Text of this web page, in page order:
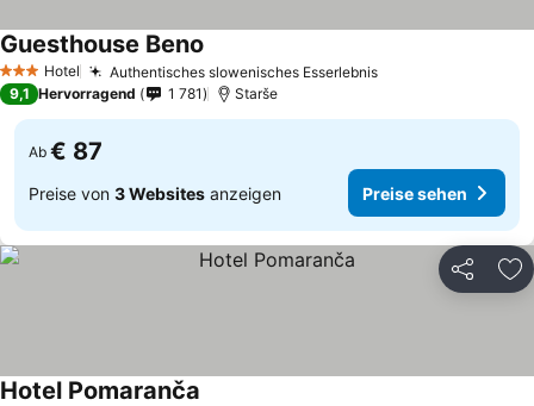
3 SterneHotel Authentisches slowenisches Esserlebnis
Guesthouse Beno
9,1 Hervorragend 1 781 Starše
Ab € 87
Preise von 3 Websites anzeigen Preise sehen
Teilen
Hotel Pomaranča